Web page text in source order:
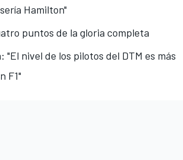
Hamilton"
puntos de la gloria completa
"El nivel de los pilotos del DTM es más
F1"